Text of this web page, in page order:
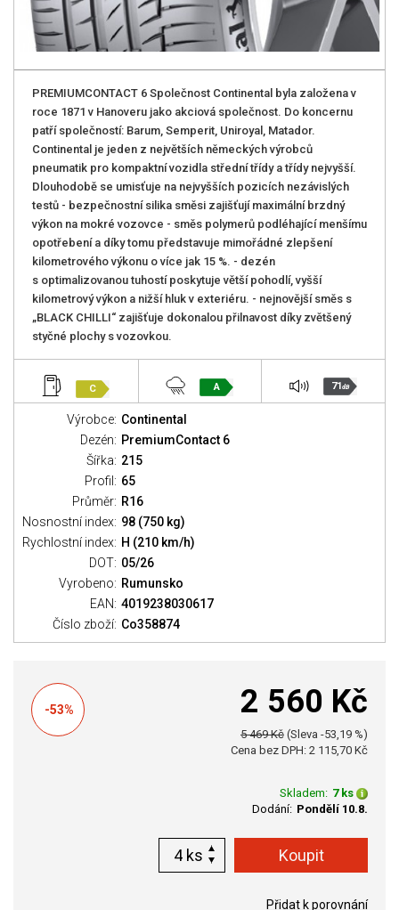
PREMIUMCONTACT 6 Společnost Continental byla založena v
roce 1871 v Hanoveru jako akciová společnost. Do koncernu
patří společností: Barum, Semperit, Uniroyal, Matador.
Continental je jeden z největších německých výrobců
pneumatik pro kompaktní vozidla střední třídy a třídy nejvyšší.
Dlouhodobě se umisťuje na nejvyšších pozicích nezávislých
testů - bezpečnostní silika směsi zajišťují maximální brzdný
výkon na mokré vozovce - směs polymerů podléhající menšímu
opotřebení a díky tomu představuje mimořádné zlepšení
kilometrového výkonu o více jak 15 %. - dezén
s optimalizovanou tuhostí poskytuje větší pohodlí, vyšší
kilometrový výkon a nižší hluk v exteriéru. - nejnovější směs s
„BLACK CHILLI“ zajišťuje dokonalou přilnavost díky zvětšený
styčné plochy s vozovkou.
C A 71dB
Výrobce: Continental
Dezén: PremiumContact 6
Šířka: 215
Profil: 65
Průměr: R16
Nosnostní index: 98 (750 kg)
Rychlostní index: H (210 km/h)
DOT: 05/26
Vyrobeno: Rumunsko
EAN: 4019238030617
Číslo zboží: Co358874
-53% 2 560 Kč
5 469 Kč (Sleva -53,19 %)
Cena bez DPH: 2 115,70 Kč
Skladem: 7 ks
Dodání: Pondělí 10.8.
ks
Přidat k porovnání